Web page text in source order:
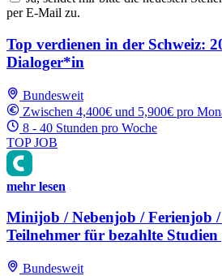
per E-Mail zu.
Top verdienen in der Schweiz:
Dialoger*in
Bundesweit
Zwischen 4,400€ und 5,900€ pro
8 - 40 Stunden pro Woche
TOP JOB
mehr lesen
Minijob / Nebenjob / Ferienjob /
Teilnehmer für bezahlte Studien
Bundesweit